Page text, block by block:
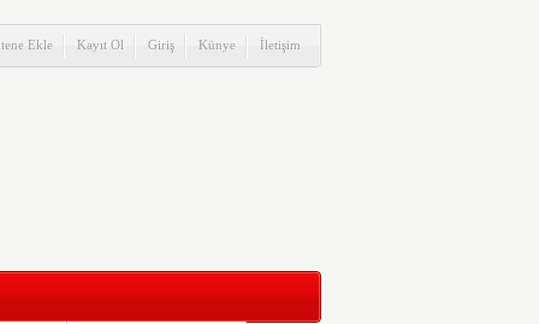
Ekle Kayıt Ol Giriş Künye İletişim